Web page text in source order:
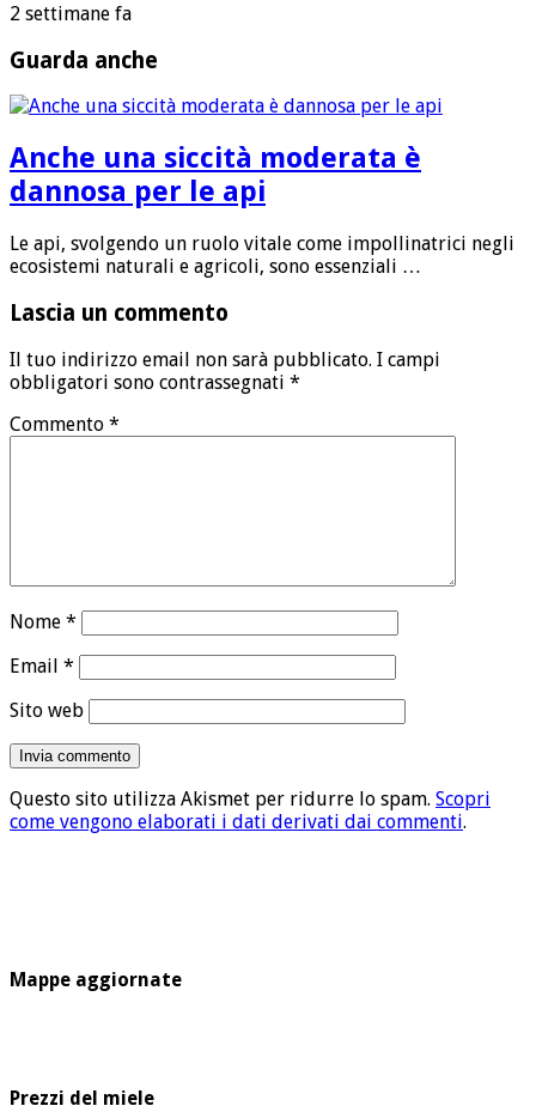
2 settimane fa
Guarda anche
Anche una siccità moderata è
dannosa per le api
Le api, svolgendo un ruolo vitale come impollinatrici negli
ecosistemi naturali e agricoli, sono essenziali …
Lascia un commento
Il tuo indirizzo email non sarà pubblicato. I campi
obbligatori sono contrassegnati *
Commento *
Nome *
Email *
Sito web
Questo sito utilizza Akismet per ridurre lo spam. Scopri
come vengono elaborati i dati derivati dai commenti.
Mappe aggiornate
Prezzi del miele